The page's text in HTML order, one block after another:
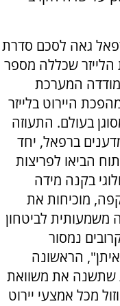
גאה לסכם סדרת
הלייזר שכללה מספר
המערכת
היירוט בלייזר
בעולם. התעוזה
ברפאל, יחד
הביאו לפריצות
בקנה מידה
מוכיחות את
משמעותית לביטחון
נמסור
הראשונה
שתשנה את משוואת
מכל אמצעי יירוט